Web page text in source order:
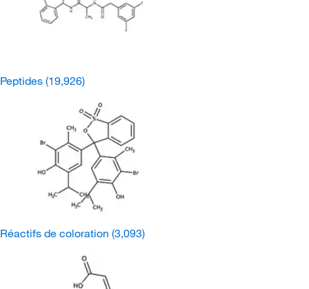
Peptides (19,926)
Réactifs de coloration (3,093)